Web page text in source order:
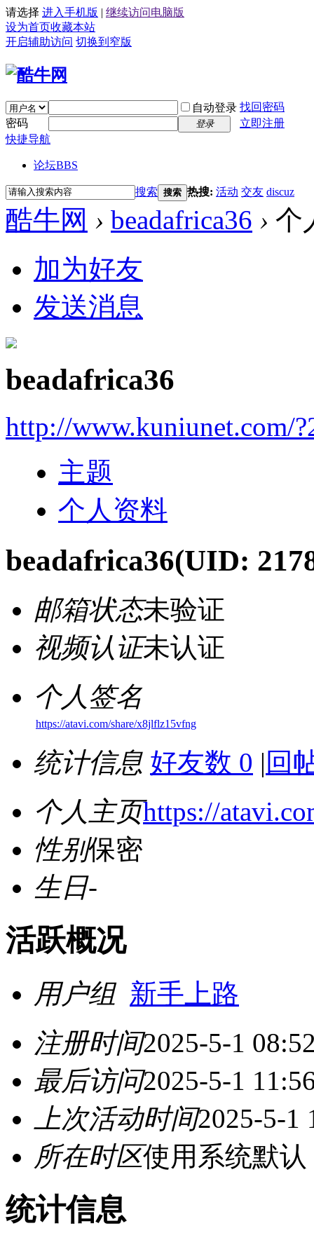
请选择 进入手机版 | 继续访问电脑版
设为首页收藏本站
开启辅助访问 切换到窄版
自动登录 找回密码
密码
登录
立即注册
快捷导航
论坛BBS
搜索 搜索 热搜: 活动 交友 discuz
酷牛网 › beadafrica36 › 个
加为好友
发送消息
beadafrica36
http://www.kuniunet.com/
主题
个人资料
beadafrica36(UID:
邮箱状态未验证
视频认证未认证
个人签名
https://atavi.com/share/x8jlflz15vfng
统计信息 好友数 0 | 回
个人主页https://
性别保密
生日-
活跃概况
用户组 新手上路
注册时间2025-5-1
最后访问2025-5-1
上次活动时间2025-5-1
所在时区使用系统默认
统计信息